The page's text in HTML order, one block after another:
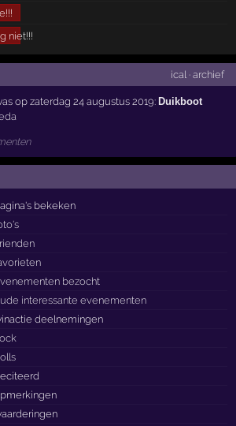
niet!!!
ical · archief
op zaterdag 24 augustus 2019: Duikboot
bekeken
bezocht
interessante evenementen
deelnemingen